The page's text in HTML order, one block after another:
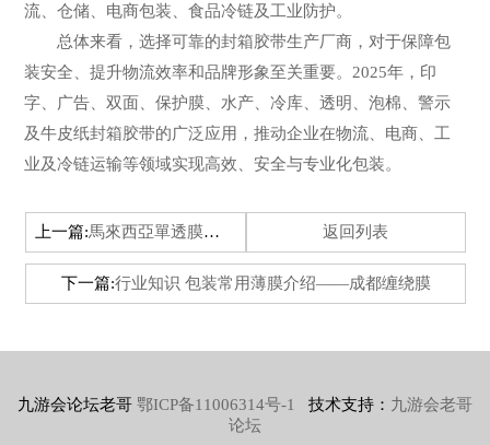
流、仓储、电商包装、食品冷链及工业防护。
总体来看，选择可靠的封箱胶带生产厂商，对于保障包
装安全、提升物流效率和品牌形象至关重要。2025年，印
字、广告、双面、保护膜、水产、冷库、透明、泡棉、警示
及牛皮纸封箱胶带的广泛应用，推动企业在物流、电商、工
业及冷链运输等领域实现高效、安全与专业化包装。
上一篇:馬來西亞單透膜行業投資可行性調研專題報告 返回列表
下一篇:行业知识 包装常用薄膜介绍——成都缠绕膜
九游会论坛老哥 鄂ICP备11006314号-1 技术支持： 九游会老哥
论坛